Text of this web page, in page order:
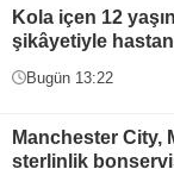
Kola içen 12
şikâyetiyle
Bugün 13:22
Manchester City,
sterlinlik